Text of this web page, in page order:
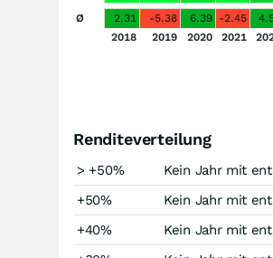
Ø
2.31 -5.38 6.39 -2.45
2018
2019 2020 2021
Renditeverteilung
> +50%
Kein Jahr mit
+50%
Kein Jahr mit
+40%
Kein Jahr mit